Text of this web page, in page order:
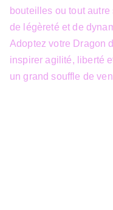
bouteilles ou tout
de légèreté et de
Adoptez votre Dragon
inspirer agilité, liberté
un grand souffle de